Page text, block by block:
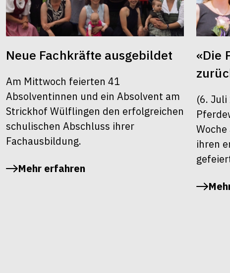
Neue Fachkräfte ausgebildet
Am Mittwoch feierten 41
Absolventinnen und ein Absolvent am
Strickhof Wülflingen den erfolgreichen
schulischen Abschluss ihrer
Fachausbildung.
Mehr erfahren
«Die
(6. Juli
ihren